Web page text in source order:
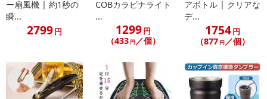
・商品サイズ：270×400×120mm
・注意事項：
簡易包装での発送となります。
製品改善のため、予告なく一部仕様が変わる場合がございます。
輸入商品につき、若干の縫製ムラ等がある場合がございますので
ご了承ください。
ー扇風機 | 約1秒の
瞬...
2799円
COBカラビナライト
...
1299円
（433 円／個）
アボトル | クリアな
デ...
1754円
（877 円／個）